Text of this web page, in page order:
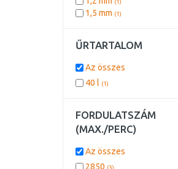
beépítet
(1)
1,5 mm (1)
ŰRTARTALOM
Az összes
40 l (1)
FORDULATSZÁM
(MAX./PERC)
Az összes
2850 (3)